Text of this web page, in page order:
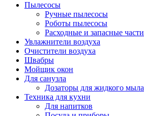
Пылесосы
Ручные пылесосы
Роботы пылесосы
Расходные и запасные части
Увлажнители воздуха
Очистители воздуха
Швабры
Мойщик окон
Для санузла
Дозаторы для жидкого мыла
Техника для кухни
Для напитков